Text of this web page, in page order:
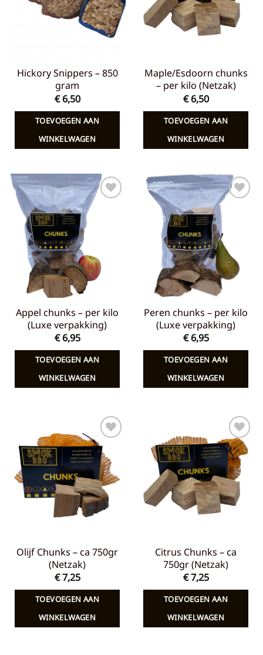
Hickory Snippers – 850
gram
€6,50
TOEVOEGEN AAN
WINKELWAGEN
Maple/Esdoorn chunks
– per kilo (Netzak)
€6,50
TOEVOEGEN AAN
WINKELWAGEN
Toevoegen
verlanglijst
Appel chunks – per kilo
(Luxe verpakking)
€6,95
TOEVOEGEN AAN
WINKELWAGEN
Toevoegen
aan
verlanglijst
Peren chunks – per kilo
(Luxe verpakking)
€6,95
TOEVOEGEN AAN
WINKELWAGEN
Toevoegen
aan
verlanglijst
Olijf Chunks – ca 750gr
(Netzak)
€7,25
TOEVOEGEN AAN
WINKELWAGEN
Toevoegen
aan
verlanglijst
Citrus Chunks – ca
750gr (Netzak)
€7,25
TOEVOEGEN AAN
WINKELWAGEN